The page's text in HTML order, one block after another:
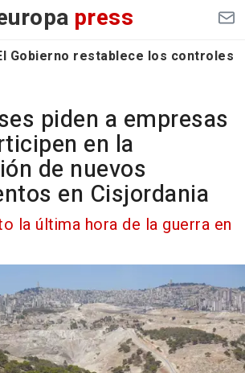
press
Gobierno restablece los
piden a empresas
en la
de nuevos
en Cisjordania
la última hora de la guerra en